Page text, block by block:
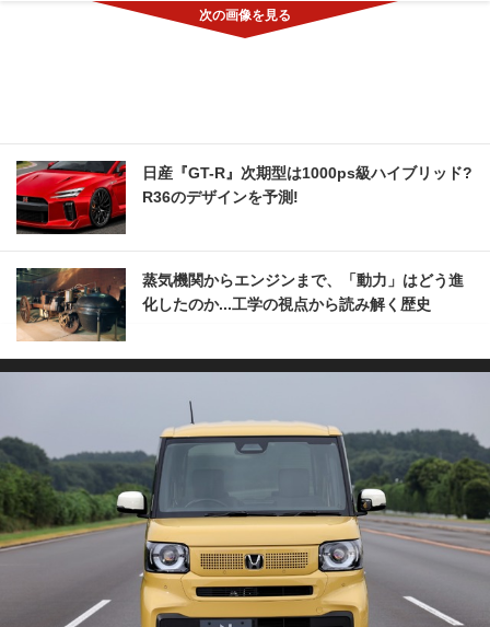
日産『GT-R』次期型は1000ps級ハイブリッド?
R36のデザインを予測!
蒸気機関からエンジンまで、「動力」はどう進
化したのか...工学の視点から読み解く歴史